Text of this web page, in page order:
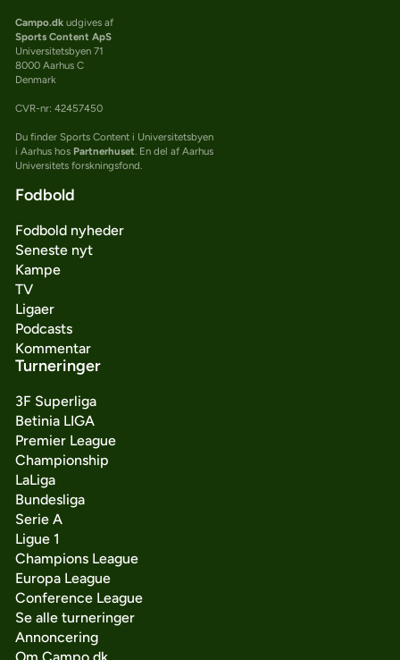
Campo.dkudgives af
Sports Content ApS
Universitetsbyen 71
8000 Aarhus C
Denmark
CVR-nr: 42457450
Du finder Sports Content i Universitetsbyen
i Aarhus hos Partnerhuset. En del af Aarhus
Universitets forskningsfond.
Fodbold
Fodbold nyheder
Seneste nyt
Kampe
TV
Ligaer
Podcasts
Kommentar
Turneringer
3F Superliga
Betinia LIGA
Premier League
Championship
LaLiga
Bundesliga
Serie A
Ligue 1
Champions League
Europa League
Conference League
Se alle turneringer
Annoncering